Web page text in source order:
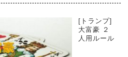
[トランプ]
大富豪 ２
人用ルール